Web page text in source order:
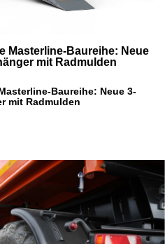
Masterline-Baureihe: Neue
mit Radmulden
Baureihe: Neue 3-
mit Radmulden